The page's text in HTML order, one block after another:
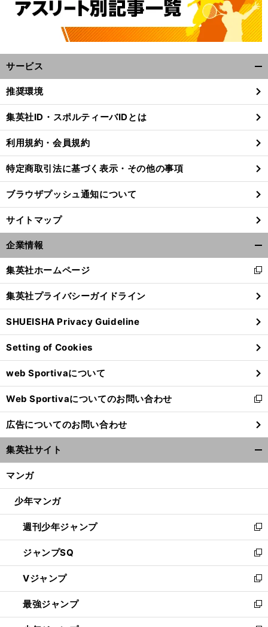
横
・
。
サービス
閉
る
推奨環境
集英社ID・スポルティーバIDとは
利用規約・会員規約
特定商取引法に基づく表示・その他の事項
ブラウザプッシュ通知について
サイトマップ
企業情報
閉
る
集英社ホームページ
新
し
い
ウ
ィ
ン
ド
ウ
で
開
く
集英社プライバシーガイドライン
SHUEISHA Privacy Guideline
Setting of Cookies
web Sportivaについて
Web Sportivaについてのお問い合わせ
新
し
い
ウ
ィ
ン
ウ
開
く
広告についてのお問い合わせ
集英社サイト
マンガ
少年マンガ
週刊少年ジャンプ
新
し
い
ウ
ィ
ン
ド
ウ
ジャンプSQ
新
し
い
ウ
ィ
ン
Vジャンプ
新
し
い
ウ
最強ジャンプ
新
し